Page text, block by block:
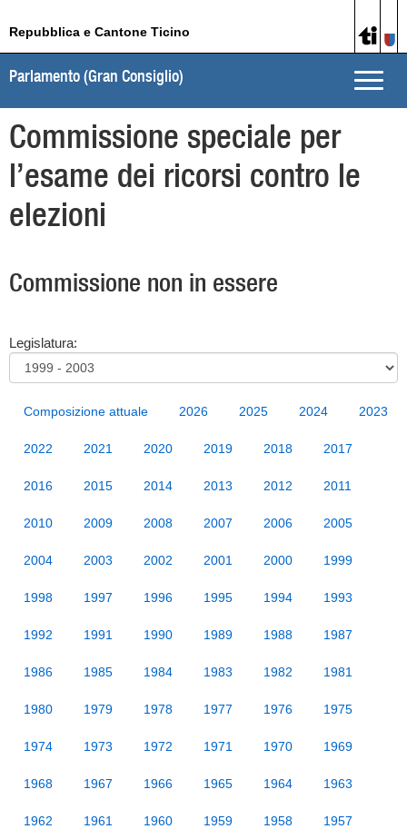
Repubblica e Cantone Ticino
Toggle
Parlamento (Gran Consiglio)
Commissione speciale per
l’esame dei ricorsi contro le
elezioni
Commissione non in essere
Legislatura:
Composizione attuale 2026 2025 2024 2023
2022 2021 2020 2019 2018 2017
2016 2015 2014 2013 2012 2011
2010 2009 2008 2007 2006 2005
2004 2003 2002 2001 2000 1999
1998 1997 1996 1995 1994 1993
1992 1991 1990 1989 1988 1987
1986 1985 1984 1983 1982 1981
1980 1979 1978 1977 1976 1975
1974 1973 1972 1971 1970 1969
1968 1967 1966 1965 1964 1963
1962 1961 1960 1959 1958 1957